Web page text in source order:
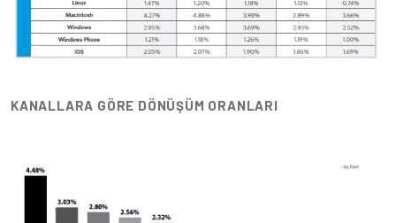
KANALLARA GÖRE DÖNÜŞÜM ORANLARI